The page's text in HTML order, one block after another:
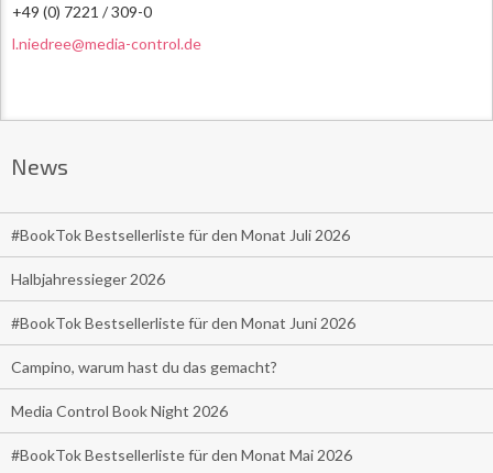
+49 (0) 7221 / 309-0
l.niedree@media-control.de
News
#BookTok Bestsellerliste für den Monat Juli 2026
Halbjahressieger 2026
#BookTok Bestsellerliste für den Monat Juni 2026
Campino, warum hast du das gemacht?
Media Control Book Night 2026
#BookTok Bestsellerliste für den Monat Mai 2026